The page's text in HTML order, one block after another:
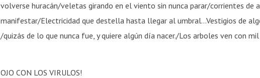
volverse huracán/veletas girando en el viento sin nunca parar/corrientes de
manifestar/Electricidad que destella hasta llegar al umbral…Vestigios de
/quizás de lo que nunca fue, y quiere algún día nacer./Los arboles ven con
OJO CON LOS VIRULOS!